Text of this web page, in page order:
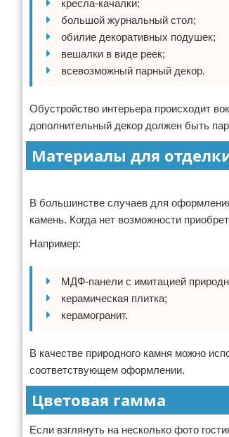
кресла-качалки;
большой журнальный стол;
обилие декоративных подушек;
вешалки в виде реек;
всевозможный парный декор.
Обустройство интерьера происходит
дополнительный декор должен быть
Материалы для
В большинстве случаев для
камень. Когда нет возможности
Например:
МДФ-панели с имитацией
керамическая плитка;
керамогранит.
В качестве природного камня можно
соответствующем оформлении.
Цветовая гамма
Если взглянуть на несколько фото